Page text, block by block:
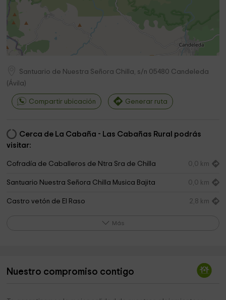
Santuario de Nuestra Señora Chilla, s/n 05480 Candeleda
(Ávila)
Compartir ubicación Generar ruta
Cerca de La Cabaña - Las Cabañas Rural podrás
visitar:
Cofradía de Caballeros de Ntra Sra de Chilla 0,0 km
Santuario Nuestra Señora Chilla Musica Bajita 0,0 km
Castro vetón de El Raso 2,8 km
Trocha Real al Puerto De Candeleda 5,0 km
Más
Nuestro compromiso contigo